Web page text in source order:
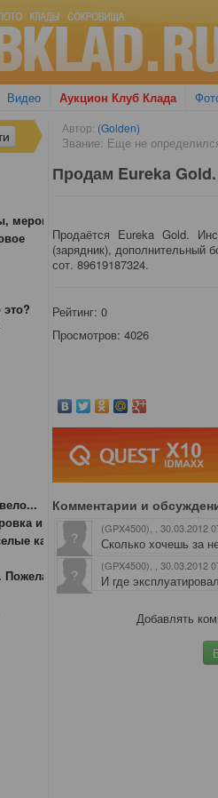
Видео Аукцион Клуб Клада
Автор: (Golden)
Звание: Еще не
Продам Eureka Gold.
Продаётся Eureka Gold.
(зарядник), дополнительный
сот. 89619187324.
Рейтинг:0
Просмотров: 4026
Комментарии и
(GPX4500), , 30.03.2012
Сколько хочешь за
(GPX4500), , 30.03.2012
И где
Добавлять
мероприятия
и снаряжение
картинки
Пожелания, замечания.